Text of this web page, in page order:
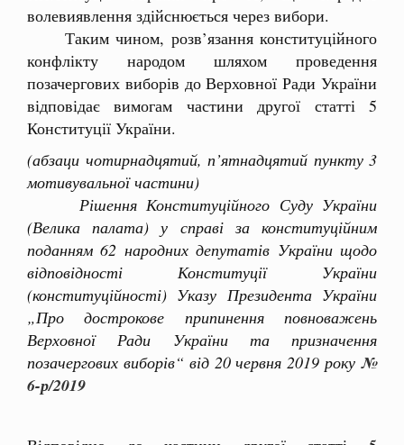
волевиявлення здійснюється через вибори.
Таким чином, розв’язання конституційного
конфлікту народом шляхом проведення
позачергових виборів до Верховної Ради України
відповідає вимогам частини другої статті 5
Конституції України.
(абзаци чотирнадцятий, п’ятнадцятий пункту 3
мотивувальної частини)
Рішення Конституційного Суду України
(Велика палата) у справі за конституційним
поданням 62 народних депутатів України щодо
відповідності Конституції України
(конституційності) Указу Президента України
„Про дострокове припинення повноважень
Верховної Ради України та призначення
позачергових виборів“ від 20 червня 2019 року №
6-р/2019